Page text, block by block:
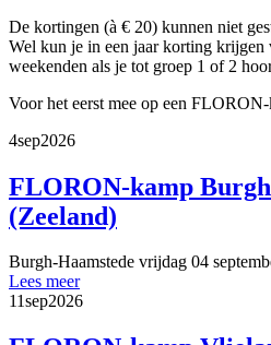
De kortingen (à € 20) kunnen niet
Wel kun je in een jaar korting krijgen
weekenden als je tot groep 1 of 2
Voor het eerst mee op een
4sep2026
FLORON-kamp
(Zeeland)
Burgh-Haamstede vrijdag 04
Lees meer
11sep2026